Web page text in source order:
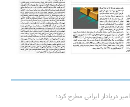
امیر دریادار ایرانی مطرح کرد؛